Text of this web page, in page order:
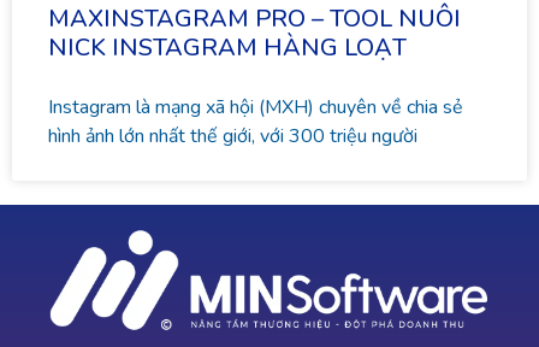
MAXINSTAGRAM PRO – TOOL NUÔI
NICK INSTAGRAM HÀNG LOẠT
Instagram là mạng xã hội (MXH) chuyên về chia sẻ
hình ảnh lớn nhất thế giới, với 300 triệu người